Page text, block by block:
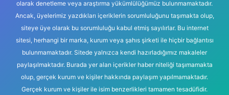
olarak denetleme veya araştırma yükümlülüğümüz bulunmamaktadır.
Ancak, üyelerimiz yazdıkları içeriklerin sorumluluğunu taşımakta olup,
siteye üye olarak bu sorumluluğu kabul etmiş sayılırlar. Bu internet
sitesi, herhangi bir marka, kurum veya şahıs şirketi ile hiçbir bağlantısı
bulunmamaktadır. Sitede yalnızca kendi hazırladığımız makaleler
paylaşılmaktadır. Burada yer alan içerikler haber niteliği taşımamakta
olup, gerçek kurum ve kişiler hakkında paylaşım yapılmamaktadır.
Gerçek kurum ve kişiler ile isim benzerlikleri tamamen tesadüfidir.